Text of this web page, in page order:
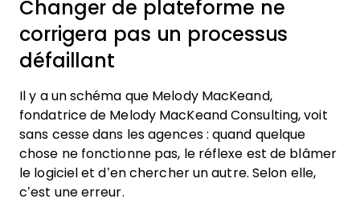
Changer de plateforme ne
corrigera pas un processus
défaillant
Il y a un schéma que Melody MacKeand,
fondatrice de Melody MacKeand Consulting, voit
sans cesse dans les agences : quand quelque
chose ne fonctionne pas, le réflexe est de blâmer
le logiciel et d’en chercher un autre. Selon elle,
c’est une erreur.